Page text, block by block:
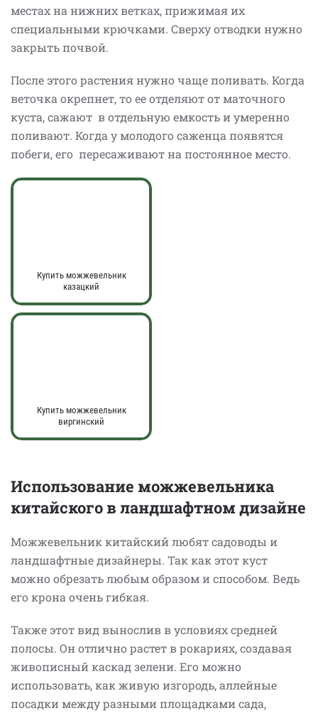
местах на нижних ветках, прижимая их
специальными крючками. Сверху отводки нужно
закрыть почвой.
После этого растения нужно чаще поливать. Когда
веточка окрепнет, то ее отделяют от маточного
куста, сажают в отдельную емкость и умеренно
поливают. Когда у молодого саженца появятся
побеги, его пересаживают на постоянное место.
Купить можжевельник
казацкий
Купить можжевельник
виргинский
Использование можжевельника
китайского в ландшафтном дизайне
Можжевельник китайский любят садоводы и
ландшафтные дизайнеры. Так как этот куст
можно обрезать любым образом и способом. Ведь
его крона очень гибкая.
Также этот вид вынослив в условиях средней
полосы. Он отлично растет в рокариях, создавая
живописный каскад зелени. Его можно
использовать, как живую изгородь, аллейные
посадки между разными площадками сада,